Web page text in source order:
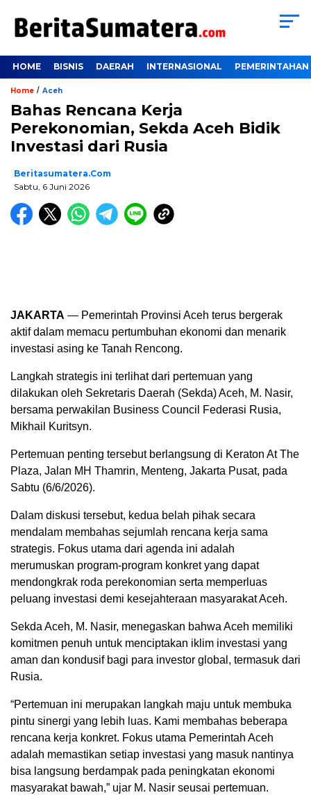
HOME BISNIS DAERAH INTERNASIONAL PEMERINTAHAN
Home / Aceh
Bahas Rencana Kerja
Perekonomian, Sekda Aceh Bidik
Investasi dari Rusia
Beritasumatera.com
Sabtu, 6 Juni 2026
JAKARTA — Pemerintah Provinsi Aceh terus bergerak
aktif dalam memacu pertumbuhan ekonomi dan menarik
investasi asing ke Tanah Rencong.
Langkah strategis ini terlihat dari pertemuan yang
dilakukan oleh Sekretaris Daerah (Sekda) Aceh, M. Nasir,
bersama perwakilan Business Council Federasi Rusia,
Mikhail Kuritsyn.
Pertemuan penting tersebut berlangsung di Keraton At The
Plaza, Jalan MH Thamrin, Menteng, Jakarta Pusat, pada
Sabtu (6/6/2026).
Dalam diskusi tersebut, kedua belah pihak secara
mendalam membahas sejumlah rencana kerja sama
strategis. Fokus utama dari agenda ini adalah
merumuskan program-program konkret yang dapat
mendongkrak roda perekonomian serta memperluas
peluang investasi demi kesejahteraan masyarakat Aceh.
Sekda Aceh, M. Nasir, menegaskan bahwa Aceh memiliki
komitmen penuh untuk menciptakan iklim investasi yang
aman dan kondusif bagi para investor global, termasuk dari
Rusia.
“Pertemuan ini merupakan langkah maju untuk membuka
pintu sinergi yang lebih luas. Kami membahas beberapa
rencana kerja konkret. Fokus utama Pemerintah Aceh
adalah memastikan setiap investasi yang masuk nantinya
bisa langsung berdampak pada peningkatan ekonomi
masyarakat bawah,” ujar M. Nasir seusai pertemuan.